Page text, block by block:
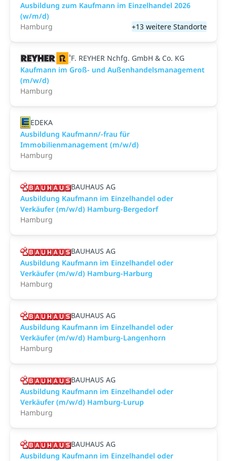
Ausbildung zum Kaufmann im Einzelhandel 2026
(w/m/d)
Hamburg
+13 weitere Standorte
F. REYHER Nchfg. GmbH & Co. KG
Kaufmann im Groß- und Außenhandelsmanagement
(m/w/d)
Hamburg
EDEKA
Ausbildung Kaufmann/-frau für
Immobilienmanagement (m/w/d)
Hamburg
BAUHAUS AG
Ausbildung Kaufmann im Einzelhandel oder
Verkäufer (m/w/d) Hamburg-Bergedorf
Hamburg
BAUHAUS AG
Ausbildung Kaufmann im Einzelhandel oder
Verkäufer (m/w/d) Hamburg-Harburg
Hamburg
BAUHAUS AG
Ausbildung Kaufmann im Einzelhandel oder
Verkäufer (m/w/d) Hamburg-Langenhorn
Hamburg
BAUHAUS AG
Ausbildung Kaufmann im Einzelhandel oder
Verkäufer (m/w/d) Hamburg-Lurup
Hamburg
BAUHAUS AG
Ausbildung Kaufmann im Einzelhandel oder